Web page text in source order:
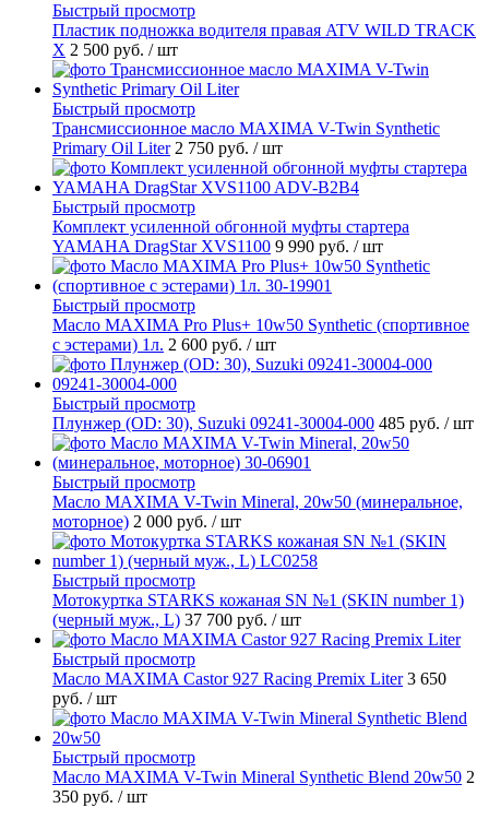
Быстрый просмотр
Пластик подножка водителя правая ATV WILD TRACK
X 2 500 руб. / шт
Быстрый просмотр
Трансмиссионное масло MAXIMA V-Twin Synthetic
Primary Oil Liter 2 750 руб. / шт
Быстрый просмотр
Комплект усиленной обгонной муфты стартера
YAMAHA DragStar XVS1100 9 990 руб. / шт
Быстрый просмотр
Масло MAXIMA Pro Plus+ 10w50 Synthetic (спортивное
с эстерами) 1л. 2 600 руб. / шт
Быстрый просмотр
Плунжер (OD: 30), Suzuki 09241-30004-000 485 руб. / шт
Быстрый просмотр
Масло MAXIMA V-Twin Mineral, 20w50 (минеральное,
моторное) 2 000 руб. / шт
Быстрый просмотр
Мотокуртка STARKS кожаная SN №1 (SKIN number 1)
(черный муж., L) 37 700 руб. / шт
Быстрый просмотр
Масло MAXIMA Castor 927 Racing Premix Liter 3 650
руб. / шт
Быстрый просмотр
Масло MAXIMA V-Twin Mineral Synthetic Blend 20w50 2
350 руб. / шт